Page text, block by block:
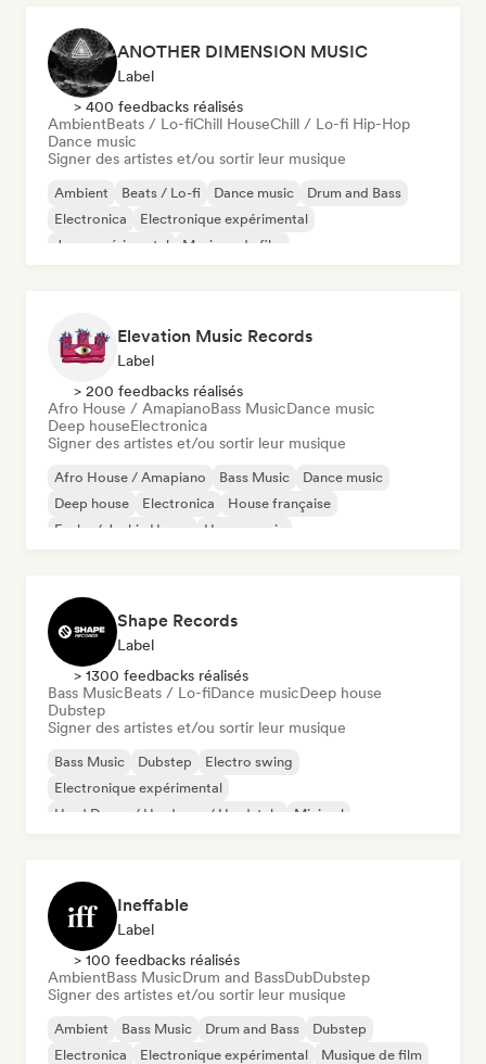
ANOTHER DIMENSION MUSIC
Label
> 400 feedbacks réalisés
AmbientBeats / Lo-fiChill HouseChill / Lo-fi Hip-Hop
Dance music
Signer des artistes et/ou sortir leur musique
Ambient Beats / Lo-fi Dance music
Drum and Bass
Electronica
Electronique expérimental
Jazz expérimental
Musique de film
Elevation Music Records
Label
> 200 feedbacks réalisés
Afro House / AmapianoBass MusicDance music
Deep houseElectronica
Signer des artistes et/ou sortir leur musique
Afro House / Amapiano Bass Music
Dance music
Deep house
Electronica
House française
Funky / Jackin House
House music
Shape Records
Label
> 1300 feedbacks réalisés
Bass MusicBeats / Lo-fiDance musicDeep house
Dubstep
Signer des artistes et/ou sortir leur musique
Bass Music Dubstep
Electro swing
Electronique expérimental
Hard Dance / Hardcore / Hardstyle
Minimal
Ineffable
Label
> 100 feedbacks réalisés
AmbientBass MusicDrum and BassDubDubstep
Signer des artistes et/ou sortir leur musique
Ambient Bass Music Drum and Bass
Dubstep
Electronica
Electronique expérimental
Musique de film